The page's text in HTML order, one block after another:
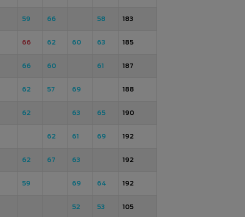
59 66 58 183
66 62 60 63 185
66 60 61 187
62 57 69 188
62 63 65 190
62 61 69 192
62 67 63 192
59 69 64 192
52 53 105